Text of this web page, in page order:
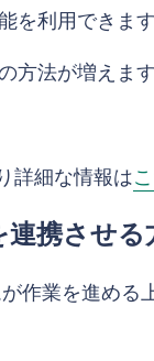
を利用できます
方法が増えます
詳細な情報は
携させる
作業を進める